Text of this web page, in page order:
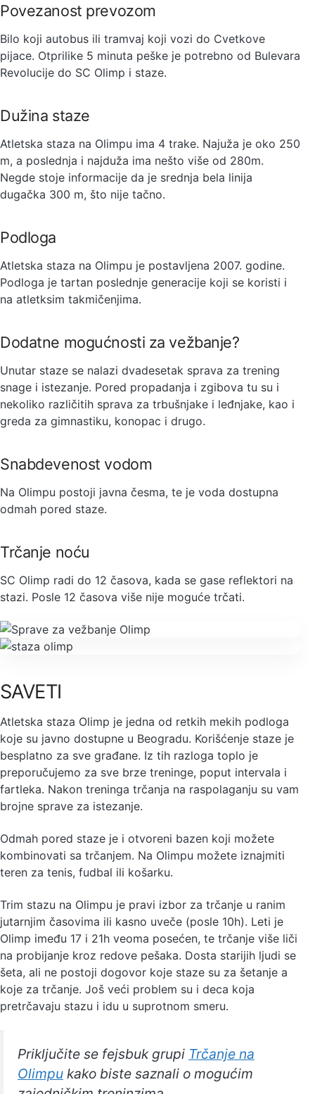
Povezanost prevozom
Bilo koji autobus ili tramvaj koji vozi do Cvetkove
pijace. Otprilike 5 minuta peške je potrebno od Bulevara
Revolucije do SC Olimp i staze.
Dužina staze
Atletska staza na Olimpu ima 4 trake. Najuža je oko 250
m, a poslednja i najduža ima nešto više od 280m.
Negde stoje informacije da je srednja bela linija
dugačka 300 m, što nije tačno.
Podloga
Atletska staza na Olimpu je postavljena 2007. godine.
Podloga je tartan poslednje generacije koji se koristi i
na atletksim takmičenjima.
Dodatne mogućnosti za vežbanje?
Unutar staze se nalazi dvadesetak sprava za trening
snage i istezanje. Pored propadanja i zgibova tu su i
nekoliko različitih sprava za trbušnjake i leđnjake, kao i
greda za gimnastiku, konopac i drugo.
Snabdevenost vodom
Na Olimpu postoji javna česma, te je voda dostupna
odmah pored staze.
Trčanje noću
SC Olimp radi do 12 časova, kada se gase reflektori na
stazi. Posle 12 časova više nije moguće trčati.
SAVETI
Atletska staza Olimp je jedna od retkih mekih podloga
koje su javno dostupne u Beogradu. Korišćenje staze je
besplatno za sve građane. Iz tih razloga toplo je
preporučujemo za sve brze treninge, poput intervala i
fartleka. Nakon treninga trčanja na raspolaganju su vam
brojne sprave za istezanje.
Odmah pored staze je i otvoreni bazen koji možete
kombinovati sa trčanjem. Na Olimpu možete iznajmiti
teren za tenis, fudbal ili košarku.
Trim stazu na Olimpu je pravi izbor za trčanje u ranim
jutarnjim časovima ili kasno uveče (posle 10h). Leti je
Olimp imeđu 17 i 21h veoma posećen, te trčanje više liči
na probijanje kroz redove pešaka. Dosta starijih ljudi se
šeta, ali ne postoji dogovor koje staze su za šetanje a
koje za trčanje. Još veći problem su i deca koja
pretrčavaju stazu i idu u suprotnom smeru.
Priključite se fejsbuk grupi Trčanje na
Olimpu kako biste saznali o mogućim